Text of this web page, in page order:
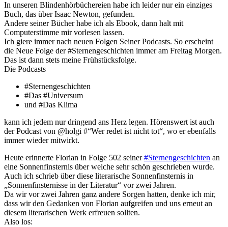
In unseren Blindenhörbüchereien habe ich leider nur ein einziges
Buch, das über Isaac Newton, gefunden.
Andere seiner Bücher habe ich als Ebook, dann halt mit
Computerstimme mir vorlesen lassen.
Ich giere immer nach neuen Folgen Seiner Podcasts. So erscheint
die Neue Folge der #Sternengeschichten immer am Freitag Morgen.
Das ist dann stets meine Frühstücksfolge.
Die Podcasts
#Sternengeschichten
#Das #Universum
und #Das Klima
kann ich jedem nur dringend ans Herz legen. Hörenswert ist auch
der Podcast von @holgi #“Wer redet ist nicht tot“, wo er ebenfalls
immer wieder mitwirkt.
Heute erinnerte Florian in Folge 502 seiner#Sternengeschichten an
eine Sonnenfinsternis über welche sehr schön geschrieben wurde.
Auch ich schrieb über diese literarische Sonnenfinsternis in
„Sonnenfinsternisse in der Literatur“ vor zwei Jahren.
Da wir vor zwei Jahren ganz andere Sorgen hatten, denke ich mir,
dass wir den Gedanken von Florian aufgreifen und uns erneut an
diesem literarischen Werk erfreuen sollten.
Also los: